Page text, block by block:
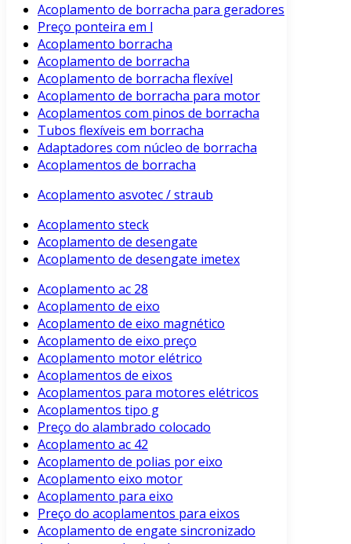
Acoplamento de borracha para geradores
Preço ponteira em l
Acoplamento borracha
Acoplamento de borracha
Acoplamento de borracha flexível
Acoplamento de borracha para motor
Acoplamentos com pinos de borracha
Tubos flexíveis em borracha
Adaptadores com núcleo de borracha
Acoplamentos de borracha
Acoplamento asvotec / straub
Acoplamento steck
Acoplamento de desengate
Acoplamento de desengate imetex
Acoplamento ac 28
Acoplamento de eixo
Acoplamento de eixo magnético
Acoplamento de eixo preço
Acoplamento motor elétrico
Acoplamentos de eixos
Acoplamentos para motores elétricos
Acoplamentos tipo g
Preço do alambrado colocado
Acoplamento ac 42
Acoplamento de polias por eixo
Acoplamento eixo motor
Acoplamento para eixo
Preço do acoplamentos para eixos
Acoplamento de engate sincronizado